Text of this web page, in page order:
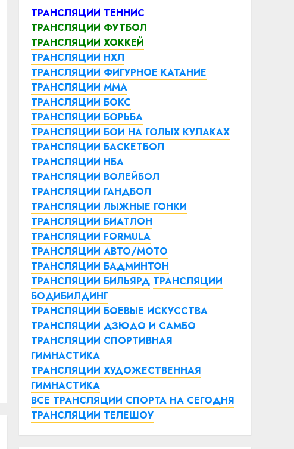
ТРАНСЛЯЦИИ ТЕННИС
ТРАНСЛЯЦИИ ФУТБОЛ
ТРАНСЛЯЦИИ ХОККЕЙ
ТРАНСЛЯЦИИ НХЛ
ТРАНСЛЯЦИИ ФИГУРНОЕ КАТАНИЕ
ТРАНСЛЯЦИИ ММА
ТРАНСЛЯЦИИ БОКС
ТРАНСЛЯЦИИ БОРЬБА
ТРАНСЛЯЦИИ БОИ НА ГОЛЫХ КУЛАКАХ
ТРАНСЛЯЦИИ БАСКЕТБОЛ
ТРАНСЛЯЦИИ НБА
ТРАНСЛЯЦИИ ВОЛЕЙБОЛ
ТРАНСЛЯЦИИ ГАНДБОЛ
ТРАНСЛЯЦИИ ЛЫЖНЫЕ ГОНКИ
ТРАНСЛЯЦИИ БИАТЛОН
ТРАНСЛЯЦИИ FORMULA
ТРАНСЛЯЦИИ АВТО/МОТО
ТРАНСЛЯЦИИ БАДМИНТОН
ТРАНСЛЯЦИИ БИЛЬЯРД ТРАНСЛЯЦИИ
БОДИБИЛДИНГ
ТРАНСЛЯЦИИ БОЕВЫЕ ИСКУССТВА
ТРАНСЛЯЦИИ ДЗЮДО И САМБО
ТРАНСЛЯЦИИ СПОРТИВНАЯ
ГИМНАСТИКА
ТРАНСЛЯЦИИ ХУДОЖЕСТВЕННАЯ
ГИМНАСТИКА
ВСЕ ТРАНСЛЯЦИИ СПОРТА НА СЕГОДНЯ
ТРАНСЛЯЦИИ ТЕЛЕШОУ